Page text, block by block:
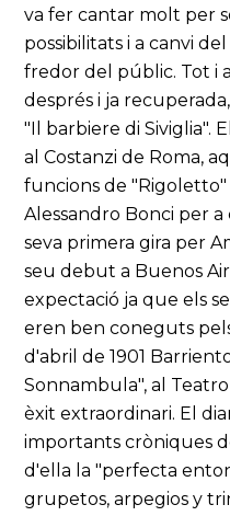
va fer cantar molt per
possibilitats i a canvi
fredor del públic. Tot i
després i ja
"Il barbiere di Siviglia".
al Costanzi de Roma,
funcions de
Alessandro Bonci per
seva primera gira per
seu debut a Buenos
expectació ja que els
eren ben coneguts
d'abril de 1901
Sonnambula", al
èxit extraordinari. El
importants cròniques
d'ella la "perfecta
grupetos, arpegios y